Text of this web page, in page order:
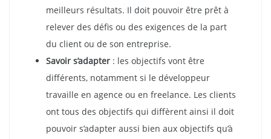
meilleurs résultats. Il doit pouvoir être prêt à
relever des défis ou des exigences de la part
du client ou de son entreprise.
Savoir s’adapter : les objectifs vont être
différents, notamment si le développeur
travaille en agence ou en freelance. Les clients
ont tous des objectifs qui diffèrent ainsi il doit
pouvoir s’adapter aussi bien aux objectifs qu’à